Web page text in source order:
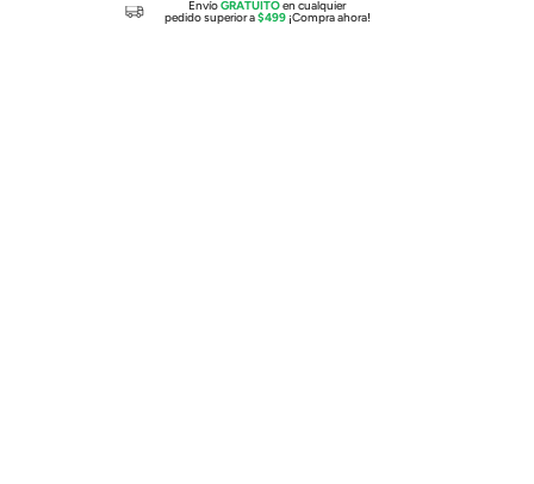
EnvíoGRATUITOen cualquier
pedido superior a$499¡Compra ahora!